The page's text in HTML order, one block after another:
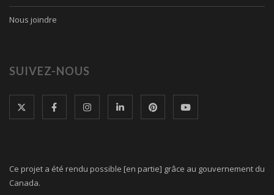
Nous joindre
SUIVEZ-NOUS
Ce projet a été rendu possible [en partie] grâce au gouvernement du
Canada.